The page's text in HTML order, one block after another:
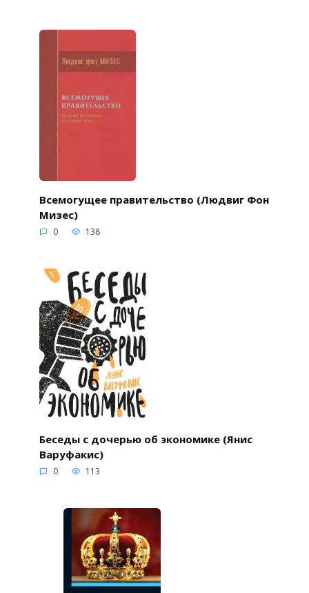
Всемогущее правительство (Людвиг Фон
Мизес)
0 138
Беседы с дочерью об экономике (Янис
Варуфакис)
0 113